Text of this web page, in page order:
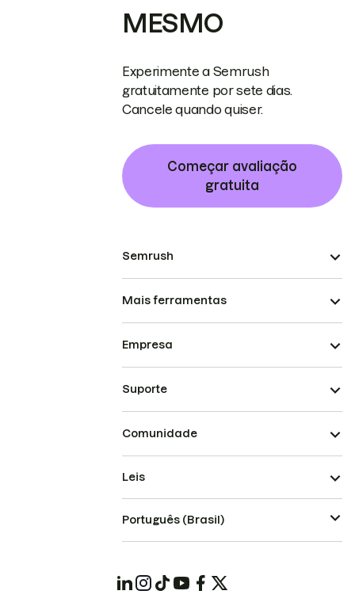
MESMO
Experimente a Semrush
gratuitamente por sete dias.
Cancele quando quiser.
Começar avaliação
gratuita
Semrush
Mais ferramentas
Empresa
Suporte
Comunidade
Leis
Português (Brasil)